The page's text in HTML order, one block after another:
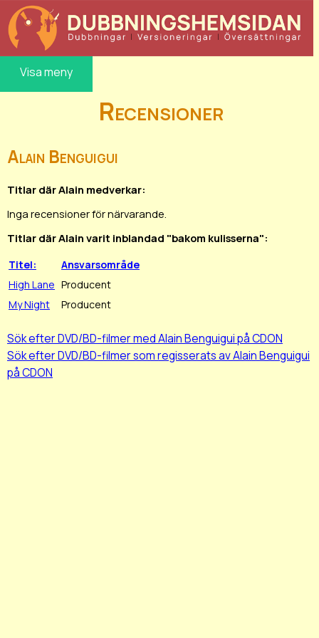
Visa meny
Recensioner
Alain Benguigui
Titlar där Alain medverkar:
Inga recensioner för närvarande.
Titlar där Alain varit inblandad "bakom kulisserna":
Titel:
Ansvarsområde
High Lane Producent
My Night
Producent
Sök efter DVD/BD-filmer med Alain Benguigui på CDON
Sök efter DVD/BD-filmer som regisserats av Alain Benguigui
på CDON